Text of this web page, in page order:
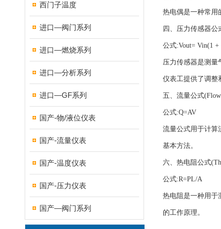
西门子温度
进口—阀门系列
进口—燃烧系列
进口—分析系列
进口—GF系列
国产-物/液位仪表
国产-流量仪表
国产-温度仪表
国产-压力仪表
国产—阀门系列
热电偶是一种常用
四、压力传感器公
公式:Vout= Vin(1 +
压力传感器是测量
仪表工提供了调整
五、流量公式
公式:Q=AV
流量公式用于计算
基本方法。
六、热电阻公式
公式:R=PL/A
热电阻是一种用于
的工作原理。